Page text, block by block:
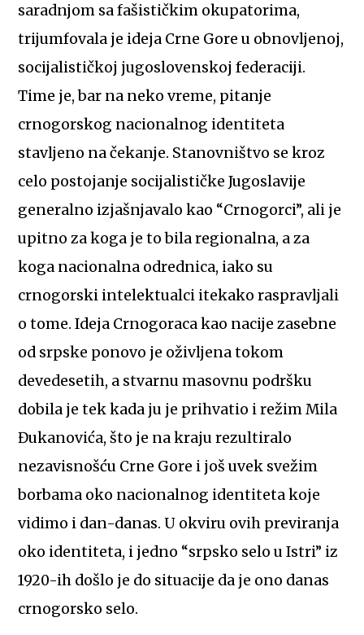
saradnjom sa fašističkim okupatorima,
trijumfovala je ideja Crne Gore u obnovljenoj,
socijalističkoj jugoslovenskoj federaciji.
Time je, bar na neko vreme, pitanje
crnogorskog nacionalnog identiteta
stavljeno na čekanje. Stanovništvo se kroz
celo postojanje socijalističke Jugoslavije
generalno izjašnjavalo kao “Crnogorci”, ali je
upitno za koga je to bila regionalna, a za
koga nacionalna odrednica, iako su
crnogorski intelektualci itekako raspravljali
o tome. Ideja Crnogoraca kao nacije zasebne
od srpske ponovo je oživljena tokom
devedesetih, a stvarnu masovnu podršku
dobila je tek kada ju je prihvatio i režim Mila
Đukanovića, što je na kraju rezultiralo
nezavisnošću Crne Gore i još uvek svežim
borbama oko nacionalnog identiteta koje
vidimo i dan-danas. U okviru ovih previranja
oko identiteta, i jedno “srpsko selo u Istri” iz
1920-ih došlo je do situacije da je ono danas
crnogorsko selo.